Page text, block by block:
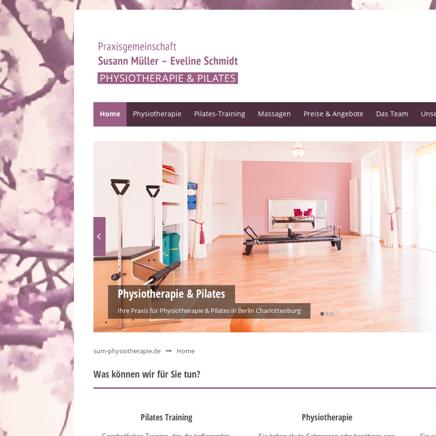
Home Physiotherapie Pilates-Training Massagen Preise & Angebote Das Team
Pilatestraining
In Gruppen oder als Einzeltraining. Ganz nach Ihren Wünschen.
•••
sum-physiotherapie.de Home
Was können wir für Sie tun?
Pilates Training Physiotherapie